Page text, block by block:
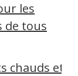
les
de tous
chauds et